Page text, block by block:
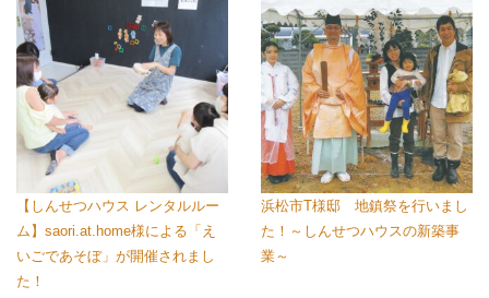
【しんせつハウス レンタルルー
ム】saori.at.home様による「え
いごであそぼ」が開催されまし
た！
浜松市T様邸 地鎮祭を行いまし
た！～しんせつハウスの新築事
業～